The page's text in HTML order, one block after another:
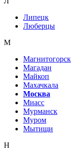
Липецк
Люберцы
М
Магнитогорск
Магадан
Майкоп
Махачкала
Москва
Миасс
Мурманск
Муром
Мытищи
Н